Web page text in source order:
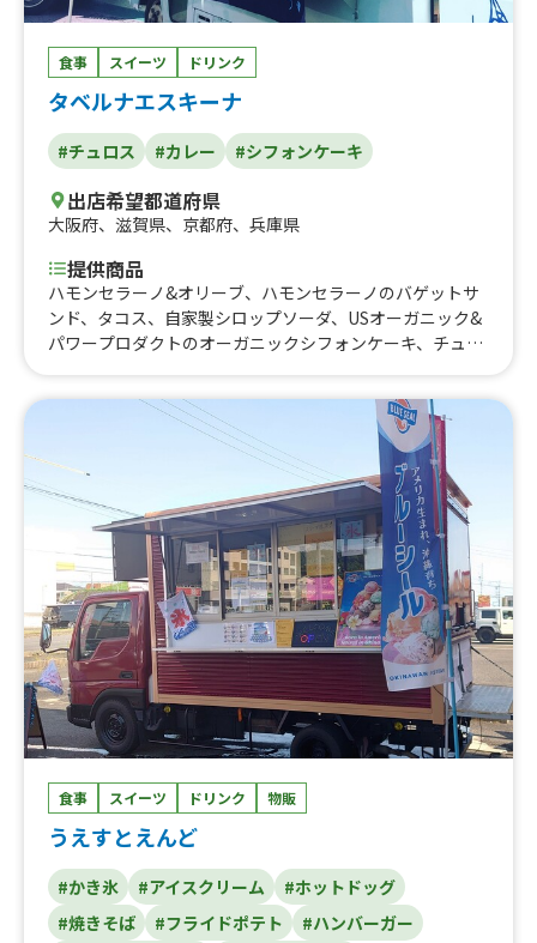
食事 スイーツ ドリンク
タベルナエスキーナ
#チュロス #カレー #シフォンケーキ
出店希望都道府県
大阪府、 滋賀県、 京都府、 兵庫県
提供商品
ハモンセラーノ&オリーブ、ハモンセラーノのバゲットサ
ンド、タコス、自家製シロップソーダ、USオーガニック&
パワープロダクトのオーガニックシフォンケーキ、チュロ
真鱈のココナッツカレー、サーモンとアボカドのポキライ
ス、チキンとポテトのマッサマンカレー、USオーガニック
ポークの自家製ベーコンカレー、手作りシロップのふわふ
わカキ氷、USオーガニックのオーガニックオートミールク
ッキー、コーヒー、チュロス、チリコンカンのタコライ
ス、たっぷりキノコのバターチキンカレー
食事 スイーツ ドリンク 物販
うえすとえんど
#かき氷 #アイスクリーム
#ホットドッグ
#焼きそば
#フライドポテト
#ハンバーガー